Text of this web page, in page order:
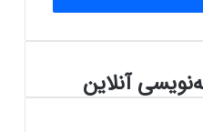
آنلاین